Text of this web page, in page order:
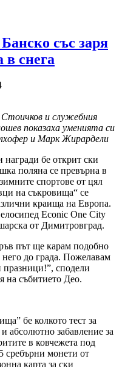
със заря
снега
и служебния
показаха уменията си
и Марк Жирардели
бе открит ски
поляна се превърна в
спортове от цял
на съкровища“ се
краища на Европа.
Econic One City
от Димитровград.
път ще карам подобно
него до града. Пожелавам
празници!”, сподели
на събитието Део.
бе колкото тест за
абсолютно забавление за
в ковчежета под
сребърни монети от
карта за ски